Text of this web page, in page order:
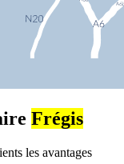
Frégis
les avantages